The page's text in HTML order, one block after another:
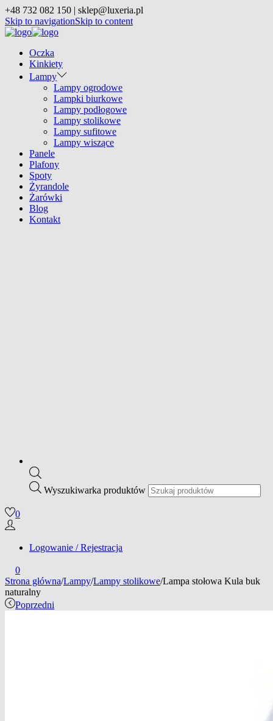
+48 732 082 150 | sklep@luxeria.pl
Skip to navigationSkip to content
Oczka
Kinkiety
Lampy
Lampy ogrodowe
Lampki biurkowe
Lampy podłogowe
Lampy stolikowe
Lampy sufitowe
Lampy wiszące
Panele
Plafony
Spoty
Żyrandole
Żarówki
Blog
Kontakt
Wyszukiwarka produktów
0
Logowanie / Rejestracja
0
Strona główna/Lampy/Lampy stolikowe/Lampa stołowa Kula buk
naturalny
Poprzedni